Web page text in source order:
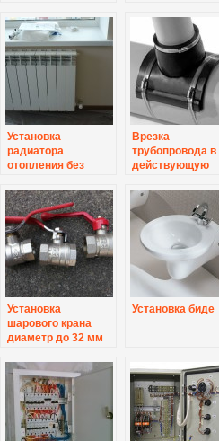
Установка
радиатора
отопления без
Врезка
трубопровода в
действующую
Установка
шарового крана
диаметр до 32 мм
Установка биде